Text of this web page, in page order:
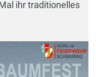
ihr traditionelles